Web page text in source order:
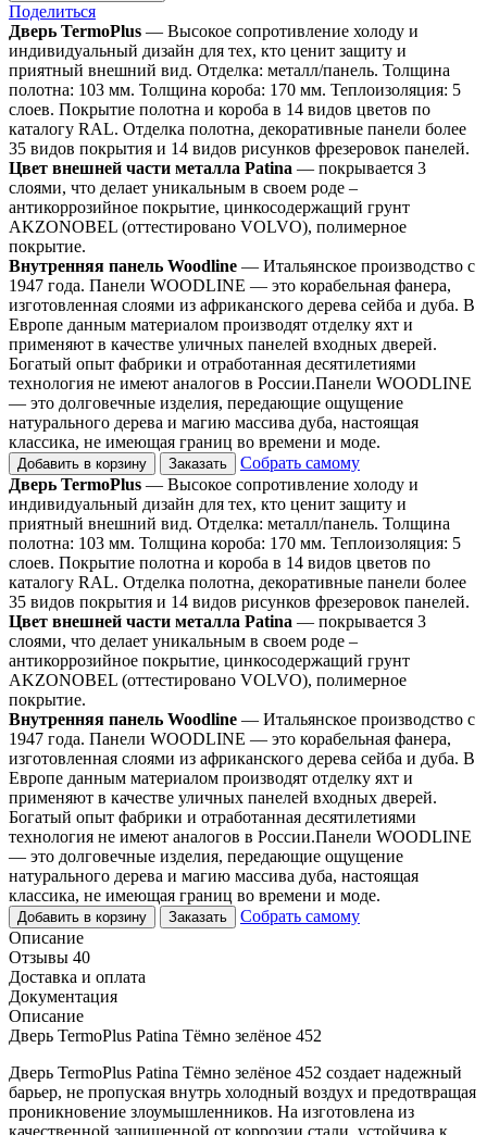
Поделиться
Дверь TermoPlus — Высокое сопротивление холоду и
индивидуальный дизайн для тех, кто ценит защиту и
приятный внешний вид. Отделка: металл/панель. Толщина
полотна: 103 мм. Толщина короба: 170 мм. Теплоизоляция: 5
слоев. Покрытие полотна и короба в 14 видов цветов по
каталогу RAL. Отделка полотна, декоративные панели более
35 видов покрытия и 14 видов рисунков фрезеровок панелей.
Цвет внешней части металла Patina — покрывается 3
слоями, что делает уникальным в своем роде –
антикоррозийное покрытие, цинкосодержащий грунт
AKZONOBEL (оттестировано VOLVO), полимерное
покрытие.
Внутренняя панель Woodline — Итальянское производство с
1947 года. Панели WOODLINE — это корабельная фанера,
изготовленная слоями из африканского дерева сейба и дуба. В
Европе данным материалом производят отделку яхт и
применяют в качестве уличных панелей входных дверей.
Богатый опыт фабрики и отработанная десятилетиями
технология не имеют аналогов в России.Панели WOODLINE
— это долговечные изделия, передающие ощущение
натурального дерева и магию массива дуба, настоящая
классика, не имеющая границ во времени и моде.
Добавить в корзину Заказать
Собрать самому
Дверь TermoPlus — Высокое сопротивление холоду и
индивидуальный дизайн для тех, кто ценит защиту и
приятный внешний вид. Отделка: металл/панель. Толщина
полотна: 103 мм. Толщина короба: 170 мм. Теплоизоляция: 5
слоев. Покрытие полотна и короба в 14 видов цветов по
каталогу RAL. Отделка полотна, декоративные панели более
35 видов покрытия и 14 видов рисунков фрезеровок панелей.
Цвет внешней части металла Patina — покрывается 3
слоями, что делает уникальным в своем роде –
антикоррозийное покрытие, цинкосодержащий грунт
AKZONOBEL (оттестировано VOLVO), полимерное
покрытие.
Внутренняя панель Woodline — Итальянское производство с
1947 года. Панели WOODLINE — это корабельная фанера,
изготовленная слоями из африканского дерева сейба и дуба. В
Европе данным материалом производят отделку яхт и
применяют в качестве уличных панелей входных дверей.
Богатый опыт фабрики и отработанная десятилетиями
технология не имеют аналогов в России.Панели WOODLINE
— это долговечные изделия, передающие ощущение
натурального дерева и магию массива дуба, настоящая
классика, не имеющая границ во времени и моде.
Добавить в корзину Заказать
Собрать самому
Описание
Отзывы 40
Доставка и оплата
Документация
Описание
Дверь TermoPlus Patina Тёмно зелёное 452
Дверь TermoPlus Patina Тёмно зелёное 452 создает надежный
барьер, не пропуская внутрь холодный воздух и предотвращая
проникновение злоумышленников. На изготовлена из
качественной защищенной от коррозии стали, устойчива к